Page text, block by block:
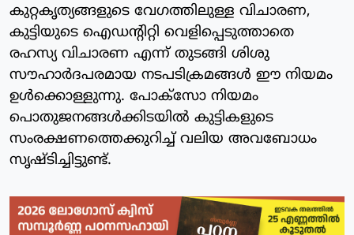
കുറ്റകൃത്യങ്ങളുടെ വേഗത്തിലുള്ള വിചാരണ,
കുട്ടിയുടെ ഐഡന്റിറ്റി വെളിപ്പെടുത്താതെ
രഹസ്യ വിചാരണ എന്ന് തുടങ്ങി ശിശു
സൗഹാര്‍ദപരമായ നടപടിക്രമങ്ങള്‍ ഈ നിയമം
ഉള്‍ക്കൊള്ളുന്നു. പോക്‌സോ നിയമം
പൊതുജനങ്ങള്‍ക്കിടയില്‍ കുട്ടികളുടെ
സംരക്ഷണത്തെക്കുറിച്ച് വലിയ അവബോധം
സൃഷ്ടിച്ചിട്ടുണ്ട്.